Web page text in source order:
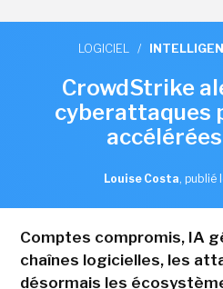
LOGICIEL /
CrowdStrike
cyberattaques
Louise Costa, publié
Comptes compromis, IA
chaînes logicielles, les
désormais les